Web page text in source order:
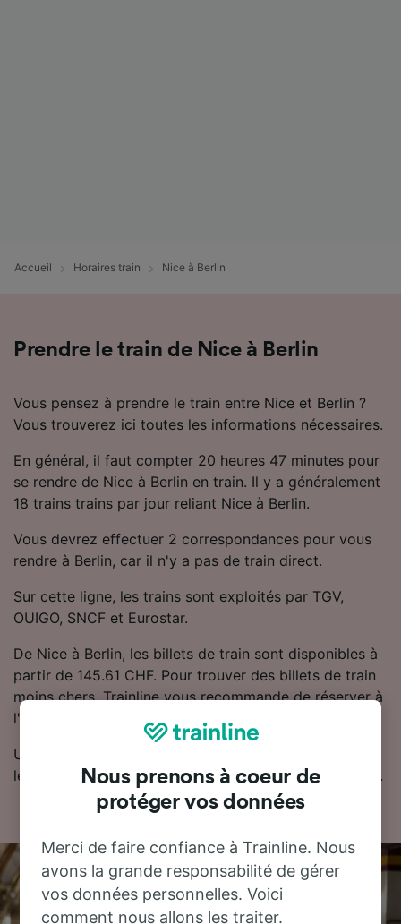
Accueil Horaires train Nice à Berlin
Prendre le train de Nice à Berlin
Vous pensez à prendre le train entre Nice et Berlin ?
Vous trouverez ici toutes les informations nécessaires.
En général, il faut compter 20 heures 47 minutes pour
se rendre de Nice à Berlin en train. Il y a généralement
18 trains trains par jour reliant Nice à Berlin.
Vous devrez effectuer 2 correspondances pour vous
rendre à Berlin, car il n'y a pas de train direct.
Sur cette ligne, les trains sont exploités par TGV,
OUIGO, SNCF et Eurostar.
De Nice à Berlin, les billets de train sont disponibles à
partir de 145.61 CHF. Pour trouver des billets de train
moins chers, Trainline vous recommande de réserver à
l'avance.
Utilisez notre planificateur de voyage pour comparer
les prix des billets et trouver les tarifs les moins chers.
Nous prenons à coeur de
protéger vos données
Merci de faire confiance à Trainline. Nous
avons la grande responsabilité de gérer
vos données personnelles. Voici
comment nous allons les traiter.